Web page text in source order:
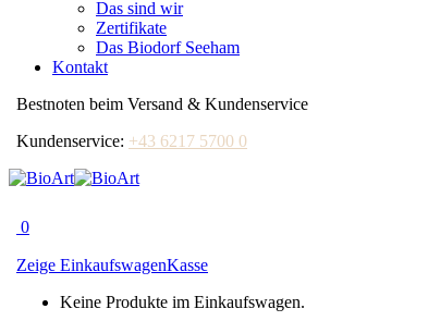
Das sind wir
Zertifikate
Das Biodorf Seeham
Kontakt
Bestnoten beim Versand & Kundenservice
Kundenservice: +43 6217 5700 0
0
Zeige EinkaufswagenKasse
Keine Produkte im Einkaufswagen.